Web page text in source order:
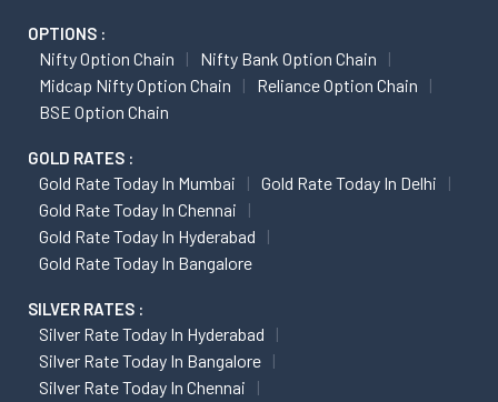
OPTIONS :
Nifty Option Chain
Nifty Bank Option Chain
Midcap Nifty Option Chain
Reliance Option Chain
BSE Option Chain
GOLD RATES :
Gold Rate Today In Mumbai
Gold Rate Today In Delhi
Gold Rate Today In Chennai
Gold Rate Today In Hyderabad
Gold Rate Today In Bangalore
SILVER RATES :
Silver Rate Today In Hyderabad
Silver Rate Today In Bangalore
Silver Rate Today In Chennai